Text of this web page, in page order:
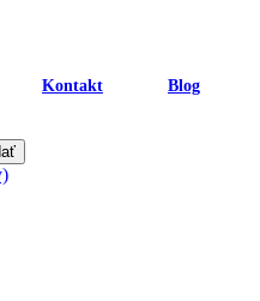
Kontakt
Blog